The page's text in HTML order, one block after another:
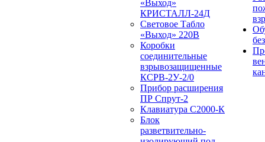
«Выход»
КРИСТАЛЛ-24Д
Световое Табло
«Выход» 220В
Коробки
соединительные
взрывозащищенные
КСРВ-2У-2/0
Прибор расширения
ПР Спрут-2
Клавиатура С2000-К
Блок
разветвительно-